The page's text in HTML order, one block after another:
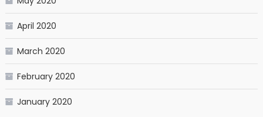
April 2020
March 2020
February 2020
January 2020